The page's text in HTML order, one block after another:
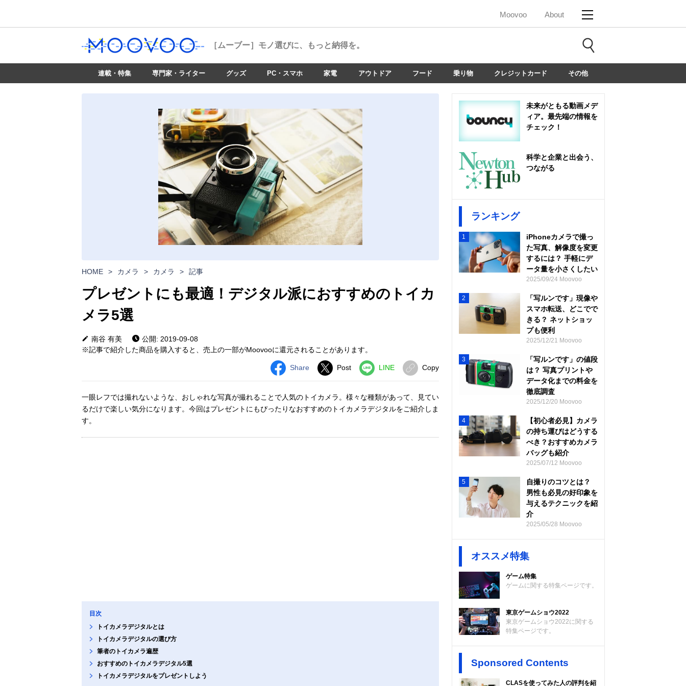
Moovoo About
［ムーブー］ モノ選びに、もっと納得を。
連載・特集 専門家・ライター グッズ PC・スマホ 家電 アウトドア フード 乗り物 クレジットカード その他
HOME > カメラ > カメラ > 記事
プレゼントにも最適！デジタル派におすすめのトイカ
メラ5選
南谷 有美
公開: 2019-09-08
※記事で紹介した商品を購入すると、売上の一部がMoovooに還元されることがあります。
Share Post LINE Copy
一眼レフでは撮れないような、おしゃれな写真が撮れることで人気のトイカメラ。様々な種類があって、見てい
るだけで楽しい気分になります。今回はプレゼントにもぴったりなおすすめのトイカメラデジタルをご紹介しま
す。
目次
トイカメラデジタルとは
トイカメラデジタルの選び方
筆者のトイカメラ遍歴
おすすめのトイカメラデジタル5選
トイカメラデジタルをプレゼントしよう
未来がともる動画メデ
ィア。最先端の情報を
チェック！
科学と企業と出会う、
つながる
ランキング
1
iPhoneカメラで撮っ
た写真、解像度を変更
するには？ 手軽にデ
ータ量を小さくしたい
2025/09/24 Moovoo
2
「写ルンです」現像や
スマホ転送、どこでで
きる？ ネットショッ
プも便利
2025/12/21 Moovoo
3
「写ルンです」の値段
は？ 写真プリントや
データ化までの料金を
徹底調査
2025/12/20 Moovoo
4
【初心者必見】カメラ
の持ち運びはどうする
べき？おすすめカメラ
バッグも紹介
2025/07/12 Moovoo
5
自撮りのコツとは？
男性も必見の好印象を
与えるテクニックを紹
介
2025/05/28 Moovoo
オススメ特集
ゲーム特集
ゲームに関する特集ページです。
東京ゲームショウ2022
東京ゲームショウ2022に関する
特集ページです。
Sponsored Contents
CLASを使ってみた人の評判を紹